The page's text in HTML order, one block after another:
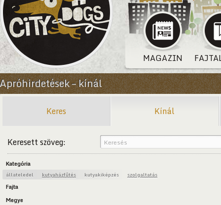
MAGAZIN
Apróhirdetések – kínál
Keres Kínál
Keresett szöveg:
Kategória
állateledel kutyaházfűtés kutyakiképzés szolgaltatás
Fajta
Megye